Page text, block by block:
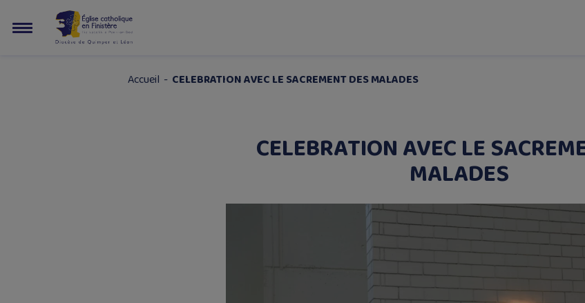
Accueil - CELEBRATION AVEC LE SACREMENT DES MALADES
CELEBRATION AVEC LE
MALADES